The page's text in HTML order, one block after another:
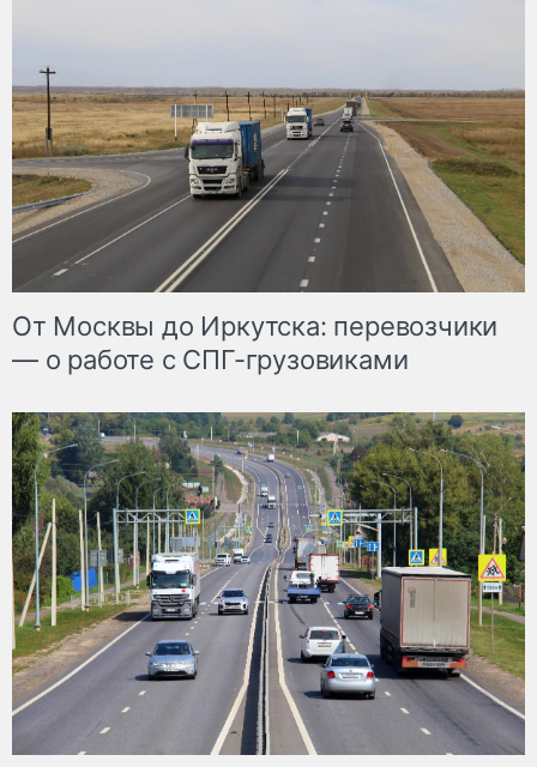
От Москвы до Иркутска: перевозчики
— о работе с СПГ-грузовиками